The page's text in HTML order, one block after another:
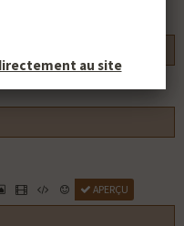
APERÇU
au site